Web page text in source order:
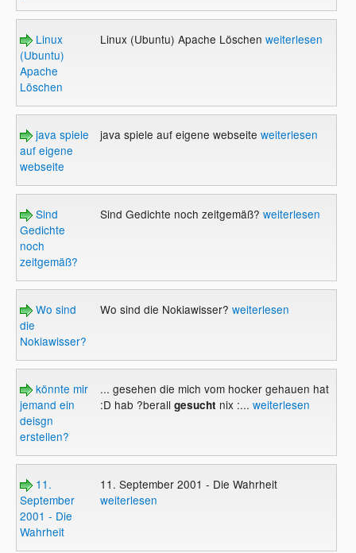
Linux
(Ubuntu)
Apache
Löschen
Linux (Ubuntu) Apache Löschen weiterlesen
java spiele
auf eigene
webseite
java spiele auf eigene webseite weiterlesen
Sind
Gedichte
noch
zeitgemäß?
Sind Gedichte noch zeitgemäß? weiterlesen
Wo sind
die
Nokiawisser?
Wo sind die Nokiawisser? weiterlesen
könnte mir
jemand ein
deisgn
erstellen?
... gesehen die mich vom hocker gehauen hat
:D hab ?berall gesucht nix :... weiterlesen
11.
September
2001 - Die
Wahrheit
11. September 2001 - Die Wahrheit
weiterlesen